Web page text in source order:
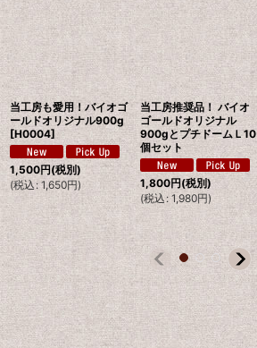
当工房も愛用！バイオゴ
ールドオリジナル900g
[H0004]
1,500円(税別)
(税込 : 1,650円)
当工房推奨品！ バイオ
ゴールドオリジナル
900gとプチドームＬ10
個セット
1,800円(税別)
(税込 : 1,980円)